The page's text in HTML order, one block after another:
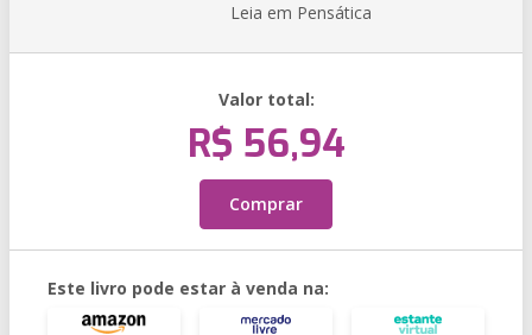
Leia em Pensática
Valor total:
R$ 56,94
Comprar
Este livro pode estar à venda na: